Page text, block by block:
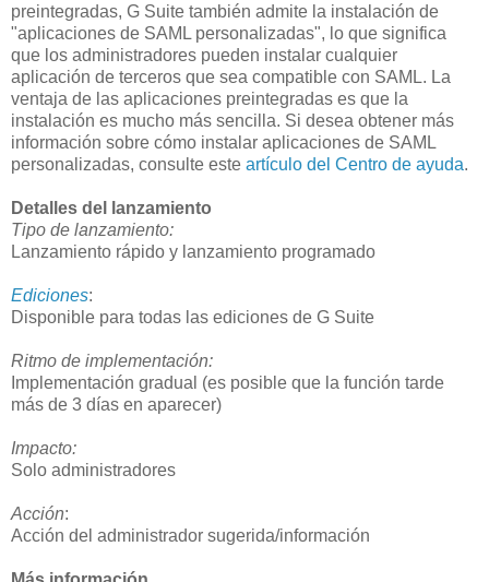
preintegradas, G Suite también admite la instalación de
"aplicaciones de SAML personalizadas", lo que significa
que los administradores pueden instalar cualquier
aplicación de terceros que sea compatible con SAML. La
ventaja de las aplicaciones preintegradas es que la
instalación es mucho más sencilla. Si desea obtener más
información sobre cómo instalar aplicaciones de SAML
personalizadas, consulte este artículo del Centro de ayuda.
Detalles del lanzamiento
Tipo de lanzamiento:
Lanzamiento rápido y lanzamiento programado
Ediciones:
Disponible para todas las ediciones de G Suite
Ritmo de implementación:
Implementación gradual (es posible que la función tarde
más de 3 días en aparecer)
Impacto:
Solo administradores
Acción:
Acción del administrador sugerida/información